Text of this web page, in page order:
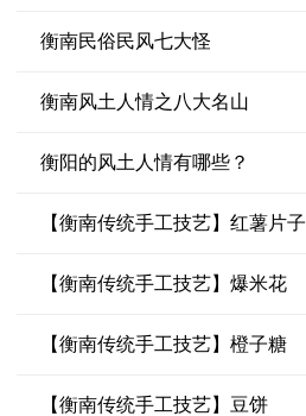
衡南民俗民风七大怪
衡南风土人情之八大名山
衡阳的风土人情有哪些？
【衡南传统手工技艺】红薯片子
【衡南传统手工技艺】爆米花
【衡南传统手工技艺】橙子糖
【衡南传统手工技艺】豆饼